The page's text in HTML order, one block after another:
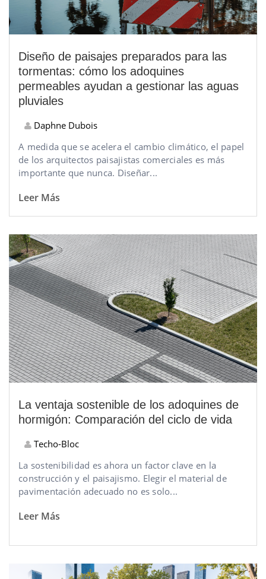
Diseño de paisajes preparados para las
tormentas: cómo los adoquines
permeables ayudan a gestionar las aguas
pluviales
Daphne Dubois
A medida que se acelera el cambio climático, el papel
de los arquitectos paisajistas comerciales es más
importante que nunca. Diseñar...
Leer Más
La ventaja sostenible de los adoquines de
hormigón: Comparación del ciclo de vida
Techo-Bloc
La sostenibilidad es ahora un factor clave en la
construcción y el paisajismo. Elegir el material de
pavimentación adecuado no es solo...
Leer Más